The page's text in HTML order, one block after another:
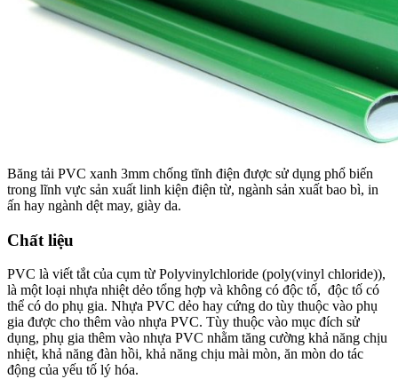
Băng tải PVC xanh 3mm chống tĩnh điện được sử dụng phổ biến
trong lĩnh vực sản xuất linh kiện điện từ, ngành sản xuất bao bì, in
ấn hay ngành dệt may, giày da.
Chất liệu
PVC là viết tắt của cụm từ Polyvinylchloride (poly(vinyl chloride)),
là một loại nhựa nhiệt dẻo tổng hợp và không có độc tố, độc tố có
thể có do phụ gia. Nhựa PVC dẻo hay cứng do tùy thuộc vào phụ
gia được cho thêm vào nhựa PVC. Tùy thuộc vào mục đích sử
dụng, phụ gia thêm vào nhựa PVC nhằm tăng cường khả năng chịu
nhiệt, khả năng đàn hồi, khả năng chịu mài mòn, ăn mòn do tác
động của yếu tố lý hóa.